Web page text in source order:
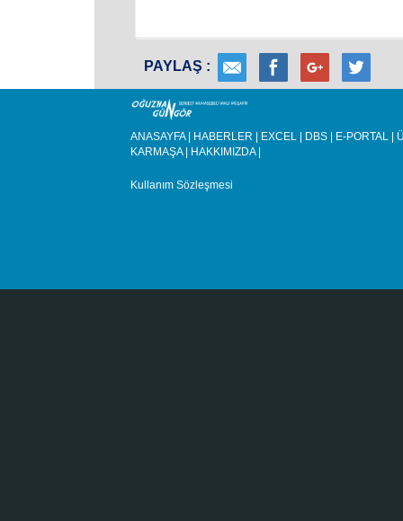
PAYLAŞ :
ANASAYFA| HABERLER | EXCEL | DBS | E-PORTAL |
KARMAŞA| HAKKIMIZDA|
Kullanım Sözleşmesi